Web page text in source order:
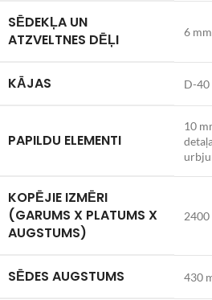
SĒDEKĻA UN
ATZVELTNES DĒĻI
6
KĀJAS D-40
PAPILDU ELEMENTI
10
KOPĒJIE IZMĒRI
(GARUMS X PLATUMS X
AUGSTUMS)
2400
SĒDES AUGSTUMS 430